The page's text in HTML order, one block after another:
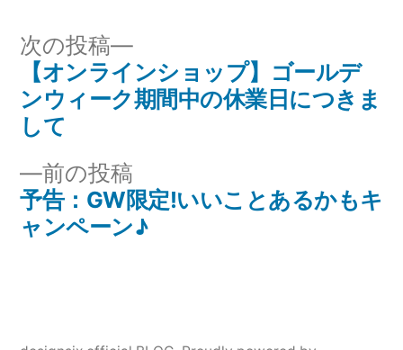
投
稿
ナ
ビ
ゲ
前の投稿
の
投
予告：GW限定!いいことあるかもキ
ャンペーン♪
次の投稿
次
の
投
【オンラインショップ】ゴールデ
ンウィーク期間中の休業日につきま
して